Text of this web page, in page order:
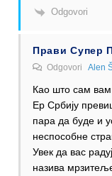
Odgovori
Прави Супер
Odgovori Alen
Као што сам
Ер Србију
пара да буде и
неспособне
Увек да вас
назива